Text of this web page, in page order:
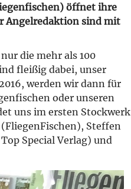
öffnet ihre
Angelredaktion sind mit
die mehr als 100
fleißig dabei, unser
werden wir dann für
oder unseren
uns im ersten Stockwerk
Steffen
Special Verlag) und